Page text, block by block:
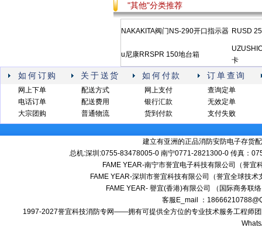
"其他"分类推荐
NAKAKITA阀门NS-290开口指示器 RUSD
u尼康RRSPR 150地台箱
卡
如何订购 关于送货 如何付款 订单查询
网上下单
电话订单
大宗团购
配送方式
配送费用
普通物流
网上支付
银行汇款
货到付款
查询定单
无效定单
支付失败
建立有亚洲的正品消防安防电子存货
总机:深圳:0755-83478005-0 南宁0771-2821300-0 传真：
FAME YEAR-南宁市誉宜电子科技有限公司（誉
FAME YEAR-深圳市誉宜科技有限公司（誉宜全球技
FAME YEAR- 譽宜(香港)有限公司 （国际商务联
客服E_mail ：
1997-2027誉宜科技消防专网——拥有可提供全方位的专业技术服务工程师